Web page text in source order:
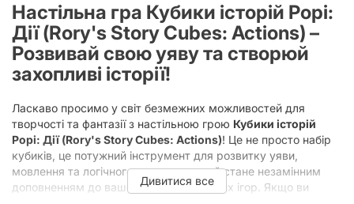
Настільна гра Кубики історій Рорі:
Дії (Rory's Story Cubes: Actions) –
Розвивай свою уяву та створюй
захопливі історії!
Ласкаво просимо у світ безмежних можливостей для
творчості та фантазії з настільною грою Кубики історій
Рорі: Дії (Rory's Story Cubes: Actions)! Це не просто набір
кубиків, це потужний інструмент для розвитку уяви,
мовлення та логічного мислення, який стане незамінним
доповненням до вашої колекції сімейних ігор. Якщо ви
Дивитися все